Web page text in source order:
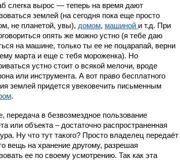
слегка вырос — теперь на время дают
землей (на сегодня пока еще просто
не планетой, увы), домом, машиной и т.д. При
опять же можно устно (я тебе даю
на машине, только ты ее не поцарапай, верни
марта и еще с тебя мороженка). Но
устно стоит о всякой мелочи, вроде
или инструмента. А вот право бесплатного
.
передача в безвозмездное пользование
или объекта – достаточно распространенная
Ну что тут такого? Просто владелец передаёт
вещь на хранение другому, разрешая
ее по своему усмотрению. Так как эта